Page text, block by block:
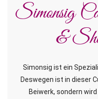
Simonsig
&
Simonsig ist ein
Deswegen ist in dieser
Beiwerk, sondern